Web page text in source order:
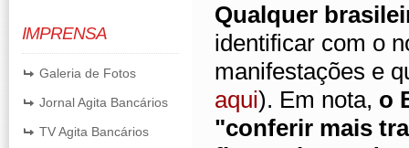
IMPRENSA
Galeria de Fotos
Jornal Agita Bancários
TV Agita Bancários
Qualquer
identificar com o
manifestações e
aqui). Em nota, o
"conferir mais